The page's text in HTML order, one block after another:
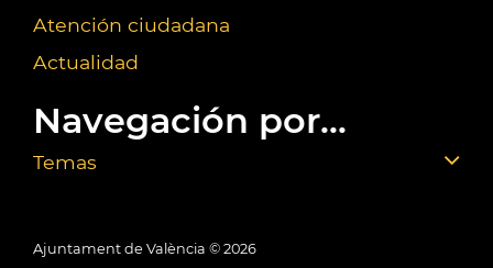
Atención ciudadana
Actualidad
Navegación por...
Temas
Ajuntament de València © 2026